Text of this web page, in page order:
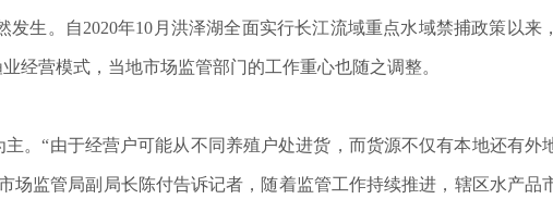
。自2020年10月洪泽湖全面实行长江流域重点水域禁捕政策以来
经营模式，当地市场监管部门的工作重心也随之调整。
“由于经营户可能从不同养殖户处进货，而货源不仅有本地还有外
场监管局副局长陈付告诉记者，随着监管工作持续推进，辖区水产品